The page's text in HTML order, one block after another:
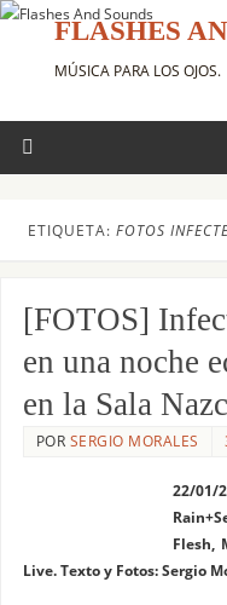
FLASHES
MÚSICA PARA LOS OJOS.
ETIQUETA: FOTOS
[FOTOS]
en una noche
en la Sala
POR SERGIO MORALES
Flesh,
Live. Texto y Fotos: Sergio